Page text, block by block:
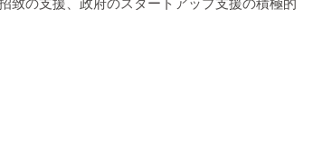
致の支援、政府のスタートアップ支援の積極的